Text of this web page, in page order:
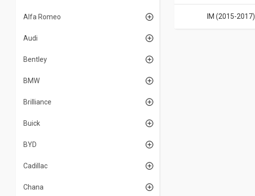
IM (2015-2017)
Alfa Romeo
Audi
Bentley
BMW
Brilliance
Buick
BYD
Cadillac
Chana